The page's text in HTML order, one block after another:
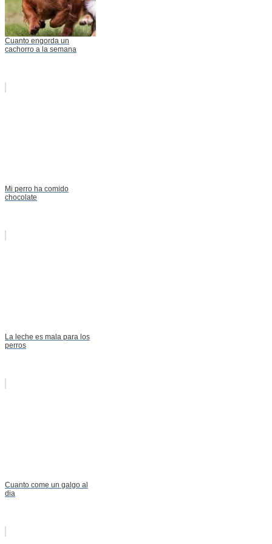
Cuanto engorda un
cachorro a la semana
Mi perro ha comido
chocolate
La leche es mala para los
perros
Cuanto come un galgo al
dia